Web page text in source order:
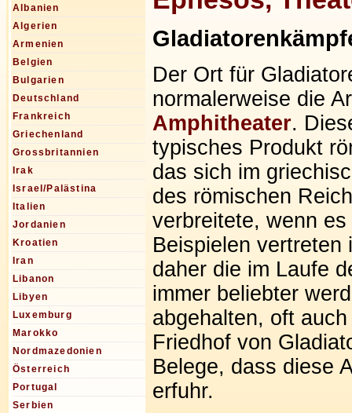
Albanien
Algerien
Armenien
Belgien
Bulgarien
Deutschland
Frankreich
Griechenland
Grossbritannien
Irak
Israel/Palästina
Italien
Jordanien
Kroatien
Iran
Libanon
Libyen
Luxemburg
Marokko
Nordmazedonien
Österreich
Portugal
Serbien
Der Ort für
normalerweise die
Amphitheater.
typisches Produkt
das sich im
des römischen
verbreitete, wenn
Beispielen
daher die im Laufe
immer beliebter
abgehalten, oft
Friedhof von
Belege, dass diese
erfuhr.